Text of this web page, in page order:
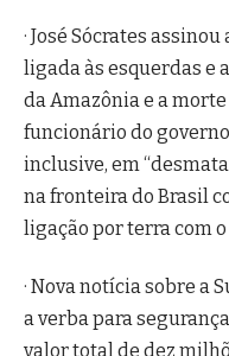
· José Sócrates
ligada às esquerdas e
da Amazônia e a
funcionário do
inclusive, em
na fronteira do Brasil
ligação por terra com
· Nova notícia sobre a
a verba para
valor total de dez